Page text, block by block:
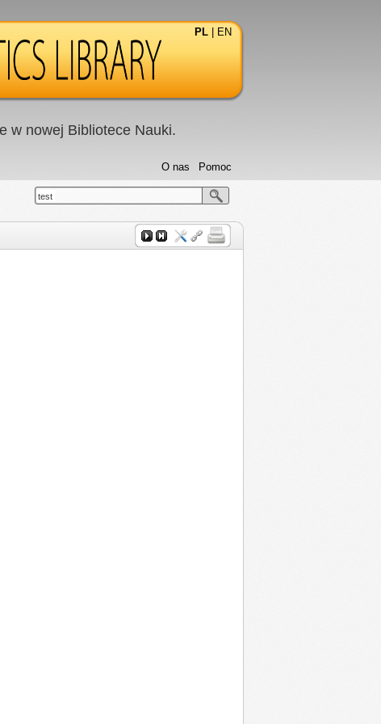
PL EN
w nowej Bibliotece Nauki.
Pomoc
O nas
test